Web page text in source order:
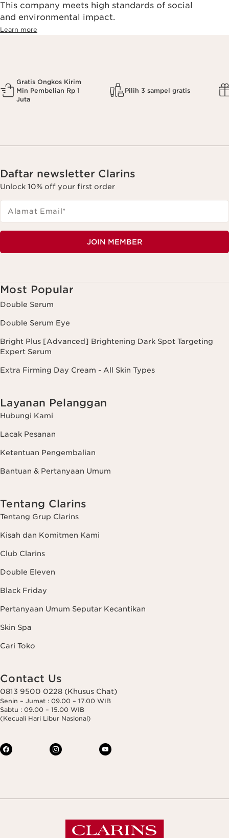
This company meets high standards of social
and environmental impact.
Learn more
Gratis Ongkos Kirim
Min Pembelian Rp 1
Juta
Pilih 3 sampel gratis
Daftar newsletter Clarins
Unlock 10% off your first order
Alamat Email*
JOIN MEMBER
Most Popular
Double Serum
Double Serum Eye
Bright Plus [Advanced] Brightening Dark Spot Targeting
Expert Serum
Extra Firming Day Cream - All Skin Types
Layanan Pelanggan
Hubungi Kami
Lacak Pesanan
Ketentuan Pengembalian
Bantuan & Pertanyaan Umum
Tentang Clarins
Tentang Grup Clarins
Kisah dan Komitmen Kami
Club Clarins
Double Eleven
Black Friday
Pertanyaan Umum Seputar Kecantikan
Skin Spa
Cari Toko
Contact Us
0813 9500 0228 (Khusus Chat)
Senin – Jumat : 09.00 – 17.00 WIB
Sabtu : 09.00 – 15.00 WIB
(Kecuali Hari Libur Nasional)